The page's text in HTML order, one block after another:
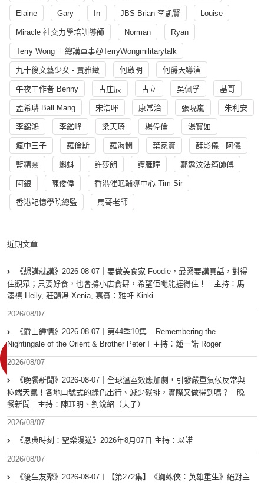
Elaine Gary In JBS Brian 李凱賢 Louise
Miracle 社交力學培訓導師 Norman Ryan
Terry Wong 王總講軍事@TerryWongmilitarytalk
九十後文藝少女 - 賈雅緻 何啟明 何爵天導演
午夜工作者 Benny 古庄辰 古立 吳佩孚 基哥
孟希璘 Ball Mang 宋浩暉 康常治 張曉嵐 朱利安
李錦鴻 李鑑峰 梁天琦 楊偉倫 湯寳如
瘋中三子 羅倫斯 羅海憫 葉家寶 薛影儀 - 阿儀
藍精靈 蝌蚪 許莎朗 譚雁瞳 鄭遨汶法筠師傅
阿銀 陳俊偉 香港催眠輔導中心 Tim Sir
香港記憶學院總監 馬哥老師
近期文章
《想講就講》2026-08-07｜要做美食家 Foodie，最緊要講真話，對得
住觀眾；只要好食，也會撐小店食肆，希望佢哋能捱得住！｜主持：馬
溱禧 Heily, 莊韻澄 Xenia, 嘉賓：雅軒 Kinki
2026/08/07
《爵士鍾情》2026-08-07︱第44季10集 – Remembering the
Nightingale of the Orient & Brother Peter︱主持：鍾一諾 Roger
2026/08/07
《晚餐新聞》2026-08-07｜全球溫室效應加劇，引發嚴重氣候反常與
極端天氣！各地口號式的綠色出行、減少碳排，實際又做得到嗎？｜晚
餐新聞｜主持：陳珏明、劉銳紹（夫子）
2026/08/07
《恩典時刻：聖樂漫遊》2026年8月07日 主持：以諾
2026/08/07
《後生友聚》2026-08-07︱【第272集】《蜘蛛俠：英雄重生》絕對主